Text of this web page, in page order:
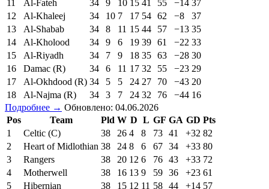
11
Al-Fateh 34 9 10 15 41 55 −14 37
12
Al-Khaleej 34 10 7 17 54 62 −8
37
13
Al-Shabab 34 8 11 15 44 57 −13 35
14
Al-Kholood 34 9 6 19 39 61 −22 33
15
Al-Riyadh 34 7 9 18 35 63 −28 30
16
Damac (R) 34 6 11 17 32 55 −23 29
17
Al-Okhdood (R) 34 5 5 24 27 70 −43 20
18
Al-Najma (R) 34 3 7 24 32 76 −44 16
Подробнее → Обновлено: 04.06.2026
Pos
Team Pld W D L GF GA GD Pts
1
Celtic (C) 38 26 4 8 73 41 +32 82
2
Heart of Midlothian 38 24 8 6 67 34 +33 80
3
Rangers 38 20 12 6 76 43 +33 72
4
Motherwell 38 16 13 9 59 36 +23 61
5
Hibernian 38 15 12 11 58 44 +14 57